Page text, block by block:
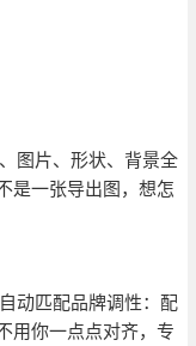
图片、形状、背景全
是一张导出图，想怎
动匹配品牌调性：配
用你一点点对齐，专